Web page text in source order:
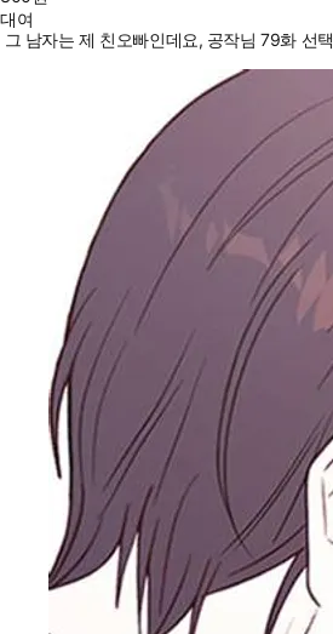
대여
그 남자는 제 친오빠인데요, 공작님 79화 선택